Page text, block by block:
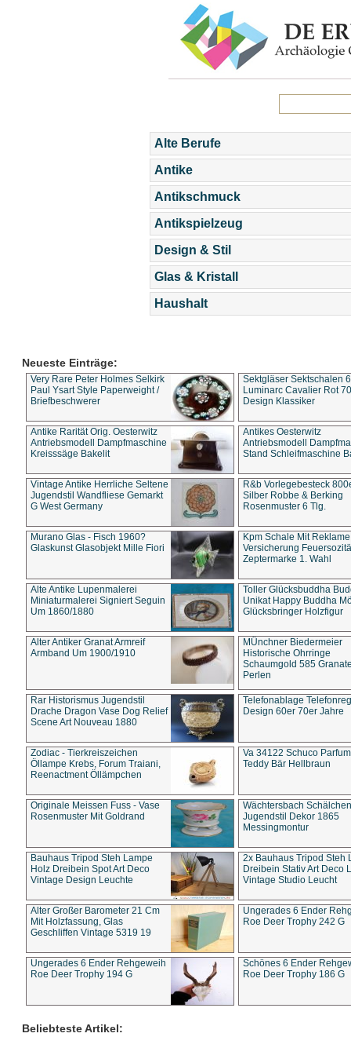
Alte Berufe
Antike
Antikschmuck
Antikspielzeug
Design & Stil
Glas & Kristall
Haushalt
Neueste Einträge:
Very Rare Peter Holmes Selkirk
Paul Ysart Style Paperweight /
Briefbeschwerer
Sektgläser Sektschalen
Luminarc Cavalier Rot
Design Klassiker
Antike Rarität Orig. Oesterwitz
Antriebsmodell Dampfmaschine
Kreisssäge Bakelit
Antikes Oesterwitz
Antriebsmodell
Stand Schleifmaschine
Vintage Antike Herrliche Seltene
Jugendstil Wandfliese Gemarkt
G West Germany
R&b Vorlegebesteck
Silber Robbe & Berking
Rosenmuster 6 Tlg.
Murano Glas - Fisch 1960?
Glaskunst Glasobjekt Mille Fiori
Kpm Schale Mit Reklame
Versicherung
Zeptermarke 1. Wahl
Alte Antike Lupenmalerei
Miniaturmalerei Signiert Seguin
Um 1860/1880
Toller Glücksbuddha
Unikat Happy Buddha
Glücksbringer Holzfigur
Alter Antiker Granat Armreif
Armband Um 1900/1910
MÜnchner Biedermeier
Historische Ohrringe
Schaumgold 585
Perlen
Rar Historismus Jugendstil
Drache Dragon Vase Dog Relief
Scene Art Nouveau 1880
Telefonablage
Design 60er 70er Jahre
Zodiac - Tierkreiszeichen
Öllampe Krebs, Forum Traiani,
Reenactment Öllämpchen
Va 34122 Schuco
Teddy Bär Hellbraun
Originale Meissen Fuss - Vase
Rosenmuster Mit Goldrand
Wächtersbach Schälchen
Jugendstil Dekor 1865
Messingmontur
Bauhaus Tripod Steh Lampe
Holz Dreibein Spot Art Deco
Vintage Design Leuchte
2x Bauhaus Tripod Steh
Dreibein Stativ Art Deco
Vintage Studio Leucht
Alter Großer Barometer 21 Cm
Mit Holzfassung, Glas
Geschliffen Vintage 5319 19
Ungerades 6 Ender
Roe Deer Trophy 242 G
Ungerades 6 Ender Rehgeweih
Roe Deer Trophy 194 G
Schönes 6 Ender
Roe Deer Trophy 186 G
Beliebteste Artikel: